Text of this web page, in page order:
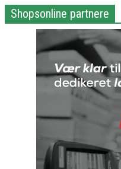
Shopsonline partnere